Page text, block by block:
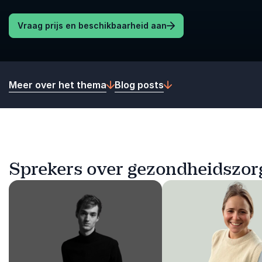
Vraag prijs en beschikbaarheid aan
Meer over het thema Blog posts
Sprekers over